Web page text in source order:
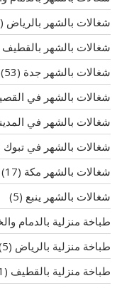
شغالات بالشهر بالرياض (126)
شغالات بالشهر بالقطيف
شغالات بالشهر جدة (53)
شغالات بالشهر في
شغالات بالشهر في
شغالات بالشهر في تبوك
شغالات بالشهر مكة (17)
شغالات بالشهر ينبع (5)
طباخة منزلية بالدمام
طباخة منزلية بالرياض (5)
طباخة منزلية بالقطيف (1)